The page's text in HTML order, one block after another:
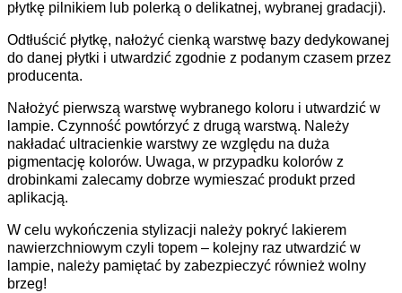
płytkę pilnikiem lub polerką o delikatnej, wybranej gradacji).
Odtłuścić płytkę, nałożyć cienką warstwę bazy dedykowanej
do danej płytki i utwardzić zgodnie z podanym czasem przez
producenta.
Nałożyć pierwszą warstwę wybranego koloru i utwardzić w
lampie. Czynność powtórzyć z drugą warstwą. Należy
nakładać ultracienkie warstwy ze względu na duża
pigmentację kolorów. Uwaga, w przypadku kolorów z
drobinkami zalecamy dobrze wymieszać produkt przed
aplikacją.
W celu wykończenia stylizacji należy pokryć lakierem
nawierzchniowym czyli topem – kolejny raz utwardzić w
lampie, należy pamiętać by zabezpieczyć również wolny
brzeg!